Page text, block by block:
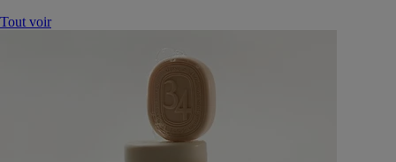
Tout voir